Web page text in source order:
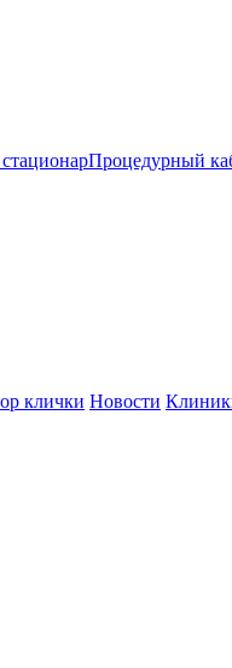
Процедурный
клички Новости